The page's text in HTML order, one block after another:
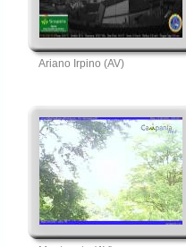
Ariano Irpino (AV)